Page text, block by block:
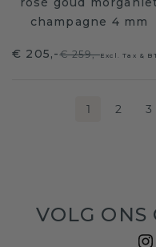
champagne 4 mm
€ 205,-€ 259,-Excl. Tax &
1 2 3
VOLG ONS